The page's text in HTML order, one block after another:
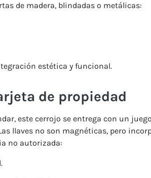
de madera, blindadas o metálicas:
estética y funcional.
de propiedad
este cerrojo se entrega con un juego
llaves no son magnéticas, pero
no autorizada: